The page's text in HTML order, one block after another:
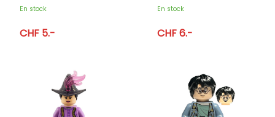
En stock
CHF 5.-
En stock
CHF 6.-